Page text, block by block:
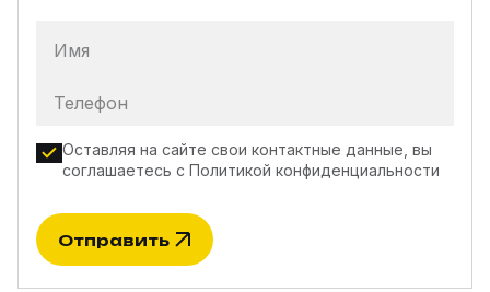
Имя
Телефон
Оставляя на сайте свои контактные данные, вы
соглашаетесь с Политикой конфиденциальности
Отправить